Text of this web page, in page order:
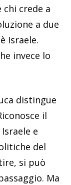
chi crede a
a due
Israele.
invece lo
distingue
il
e
del
si può
Ma